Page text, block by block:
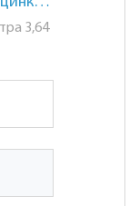
3,64